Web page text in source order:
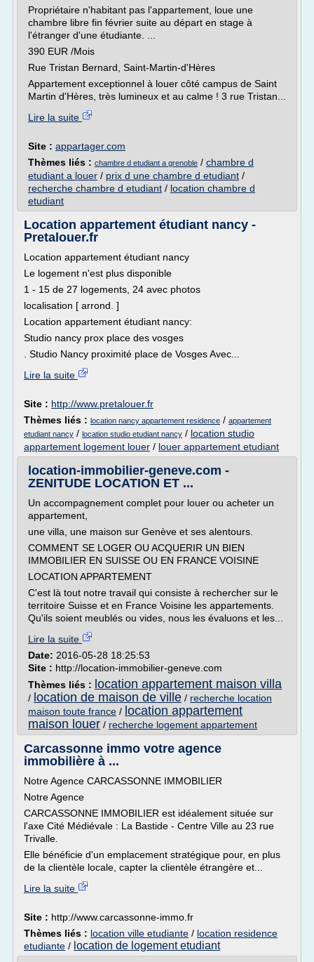
Propriétaire n'habitant pas l'appartement, loue une
chambre libre fin février suite au départ en stage à
l'étranger d'une étudiante. ...
390 EUR /Mois
Rue Tristan Bernard, Saint-Martin-d'Hères
Appartement exceptionnel à louer côté campus de Saint
Martin d'Hères, très lumineux et au calme ! 3 rue Tristan...
Lire la suite
Site : appartager.com
Thèmes liés : chambre d etudiant a grenoble / chambre d
etudiant a louer / prix d une chambre d etudiant /
recherche chambre d etudiant / location chambre d
etudiant
Location appartement étudiant nancy -
Pretalouer.fr
Location appartement étudiant nancy
Le logement n'est plus disponible
1 - 15 de 27 logements, 24 avec photos
localisation [ arrond. ]
Location appartement étudiant nancy:
Studio nancy prox place des vosges
. Studio Nancy proximité place de Vosges Avec...
Lire la suite
Site : http://www.pretalouer.fr
Thèmes liés : location nancy appartement residence / appartement
etudiant nancy / location studio etudiant nancy / location studio
appartement logement louer / louer appartement etudiant
location-immobilier-geneve.com -
ZENITUDE LOCATION ET ...
Un accompagnement complet pour louer ou acheter un
appartement,
une villa, une maison sur Genève et ses alentours.
COMMENT SE LOGER OU ACQUERIR UN BIEN
IMMOBILIER EN SUISSE OU EN FRANCE VOISINE
LOCATION APPARTEMENT
C'est là tout notre travail qui consiste à rechercher sur le
territoire Suisse et en France Voisine les appartements.
Qu'ils soient meublés ou vides, nous les évaluons et les...
Lire la suite
Date: 2016-05-28 18:25:53
Site : http://location-immobilier-geneve.com
Thèmes liés : location appartement maison villa
/ location de maison de ville / recherche location
maison toute france / location appartement
maison louer / recherche logement appartement
Carcassonne immo votre agence
immobilière à ...
Notre Agence CARCASSONNE IMMOBILIER
Notre Agence
CARCASSONNE IMMOBILIER est idéalement située sur
l'axe Cité Médiévale : La Bastide - Centre Ville au 23 rue
Trivalle.
Elle bénéficie d'un emplacement stratégique pour, en plus
de la clientèle locale, capter la clientèle étrangère et...
Lire la suite
Site : http://www.carcassonne-immo.fr
Thèmes liés : location ville etudiante / location residence
etudiante / location de logement etudiant